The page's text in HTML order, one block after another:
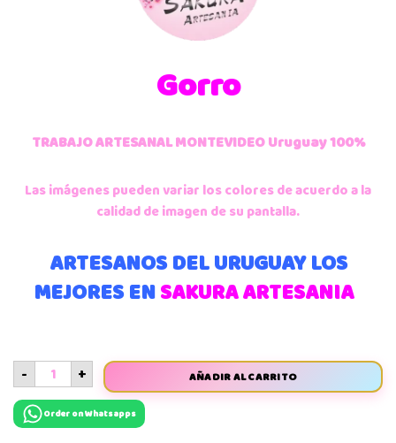
Gorro
TRABAJO ARTESANAL MONTEVIDEO Uruguay 100%
Las imágenes pueden variar los colores de acuerdo a la
calidad de imagen de su pantalla.
ARTESANOS DEL URUGUAY LOS
MEJORES ENSAKURA ARTESANIA
- + AÑADIR AL CARRITO
Order on Whatsapps